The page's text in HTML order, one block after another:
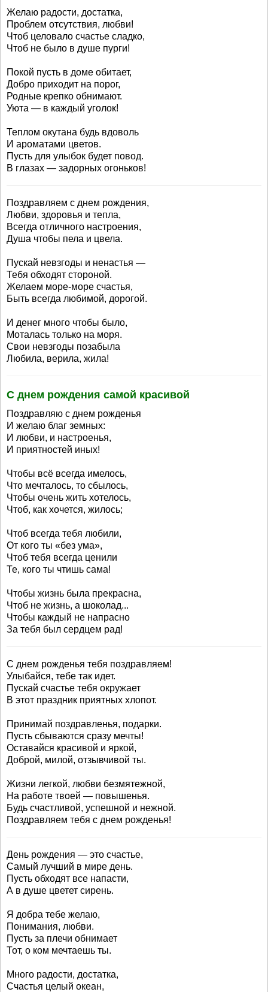
Желаю радости, достатка,
Проблем отсутствия, любви!
Чтоб целовало счастье сладко,
Чтоб не было в душе пурги!
Покой пусть в доме обитает,
Добро приходит на порог,
Родные крепко обнимают.
Уюта — в каждый уголок!
Теплом окутана будь вдоволь
И ароматами цветов.
Пусть для улыбок будет повод.
В глазах — задорных огоньков!
Поздравляем с днем рождения,
Любви, здоровья и тепла,
Всегда отличного настроения,
Душа чтобы пела и цвела.
Пускай невзгоды и ненастья —
Тебя обходят стороной.
Желаем море-море счастья,
Быть всегда любимой, дорогой.
И денег много чтобы было,
Моталась только на моря.
Свои невзгоды позабыла
Любила, верила, жила!
С днем рождения самой красивой
Поздравляю с днем рожденья
И желаю благ земных:
И любви, и настроенья,
И приятностей иных!
Чтобы всё всегда имелось,
Что мечталось, то сбылось,
Чтобы очень жить хотелось,
Чтоб, как хочется, жилось;
Чтоб всегда тебя любили,
От кого ты «без ума»,
Чтоб тебя всегда ценили
Те, кого ты чтишь сама!
Чтобы жизнь была прекрасна,
Чтоб не жизнь, а шоколад...
Чтобы каждый не напрасно
За тебя был сердцем рад!
С днем рожденья тебя поздравляем!
Улыбайся, тебе так идет.
Пускай счастье тебя окружает
В этот праздник приятных хлопот.
Принимай поздравленья, подарки.
Пусть сбываются сразу мечты!
Оставайся красивой и яркой,
Доброй, милой, отзывчивой ты.
Жизни легкой, любви безмятежной,
На работе твоей — повышенья.
Будь счастливой, успешной и нежной.
Поздравляем тебя с днем рожденья!
День рождения — это счастье,
Самый лучший в мире день.
Пусть обходят все напасти,
А в душе цветет сирень.
Я добра тебе желаю,
Понимания, любви.
Пусть за плечи обнимает
Тот, о ком мечтаешь ты.
Много радости, достатка,
Счастья целый океан,